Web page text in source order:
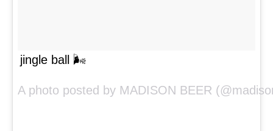
jingle ball 🌬
A photo posted by MADISON BEER